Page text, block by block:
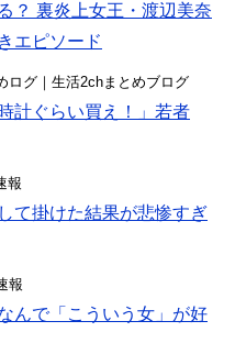
？ 裏炎上女王・渡辺美奈
エピソード
ログ｜生活2chまとめブログ
計ぐらい買え！」若者
報
て掛けた結果が悲惨すぎ
報
んで「こういう女」が好